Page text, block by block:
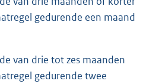
gedurende een maand
van drie tot zes maanden
gedurende twee